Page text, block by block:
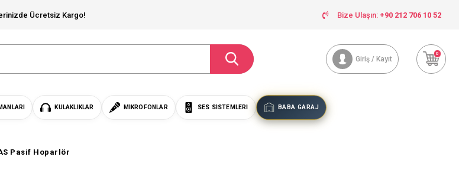
Ücretsiz Kargo! Bize Ulaşın: +90 212 706 10 52
Giriş / Kayıt
0
KULAKLIKLAR MIKROFONLAR SES SISTEMLERI BABA GARAJ
Pasif Hoparlör